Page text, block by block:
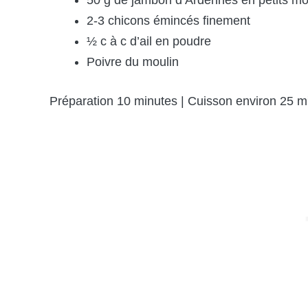
2-3 chicons émincés finement
½ c à c d’ail en poudre
Poivre du moulin
Préparation 10 minutes | Cuisson environ 25